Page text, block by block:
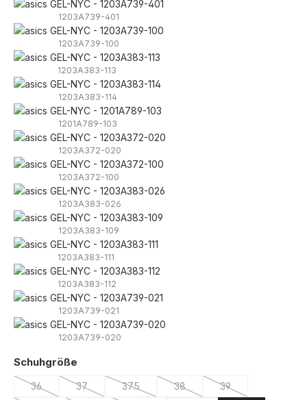
1203A739-401
1203A739-100
1203A383-113
1203A383-114
1201A789-103
1203A372-020
1203A372-100
1203A383-026
1203A383-109
1203A383-111
1203A383-112
1203A739-021
1203A739-020
Schuhgröße
36
(Diese Option ist zurzeit nicht verfügbar.)
37
(Diese Option ist zurzeit nicht verfügbar.)
37.5
(Diese Option ist zurzeit nicht verfügbar.)
38
(Diese Option ist zurzeit nicht
39
(Diese Option ist